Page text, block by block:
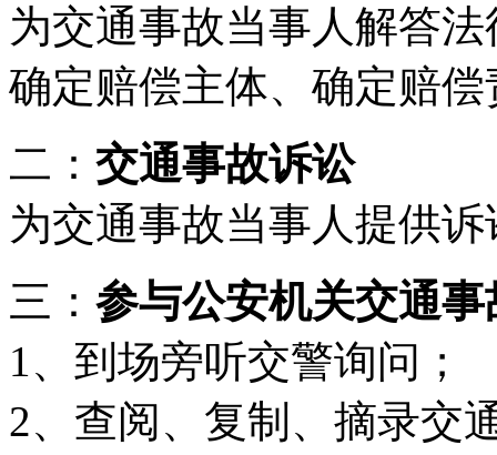
为交通事故当事人解答
确定赔偿主体、确定赔
二： 交通事故诉讼
为交通事故当事人提供
三： 参与公安机关交通事
1、到场旁听交警询问；
2、查阅、复制、摘录交